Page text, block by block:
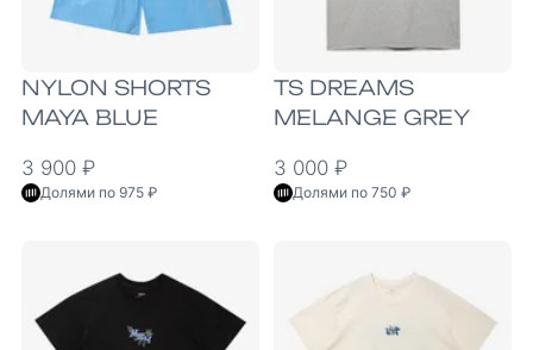
NYLON SHORTS
MAYA BLUE
3 900 ₽
Долями по 975 ₽
TS DREAMS
MELANGE GREY
3 000 ₽
Долями по 750 ₽